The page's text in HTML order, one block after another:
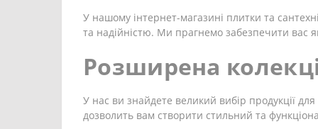
У нашому інтернет-магазині плитки та
та надійністю. Ми прагнемо забезпечити вас
Розширена
У нас ви знайдете великий вибір продукції
дозволить вам створити стильний та